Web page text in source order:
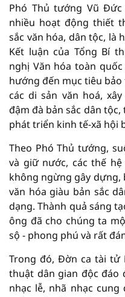
Phó Thủ tướng Vũ
nhiều hoạt động thiết
sắc văn hóa, dân tộc, là
Kết luận của Tổng Bí
nghị Văn hóa toàn
hướng đến mục tiêu
các di sản văn hoá,
đậm đà bản sắc dân
phát triển kinh tế-xã hội
Theo Phó Thủ tướng,
và giữ nước, các thế
không ngừng gây dựng,
văn hóa giàu bản sắc
dạng. Thành quả sáng
ông đã cho chúng ta
sộ - phong phú và rất
Trong đó, Đờn ca tài tử
thuật dân gian độc đáo
nhạc lễ, nhã nhạc